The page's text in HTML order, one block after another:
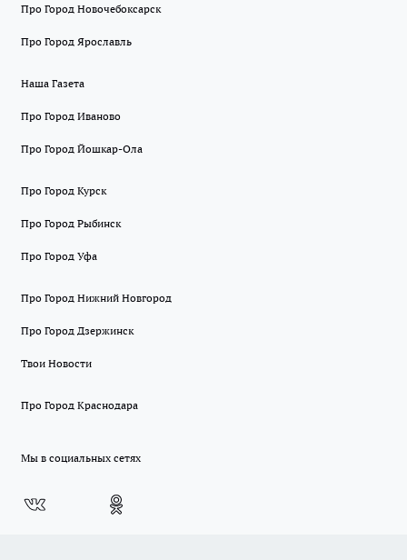
Про Город Новочебоксарск
Про Город Ярославль
Наша Газета
Про Город Иваново
Про Город Йошкар-Ола
Про Город Курск
Про Город Рыбинск
Про Город Уфа
Про Город Нижний Новгород
Про Город Дзержинск
Твои Новости
Про Город Краснодара
Мы в социальных сетях